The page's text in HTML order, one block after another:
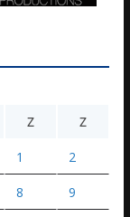
Z Z
1 2
8 9